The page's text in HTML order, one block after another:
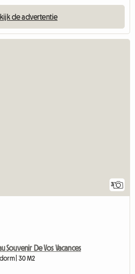
de advertentie
3
Souvenir De Vos Vacances
| 30 M2